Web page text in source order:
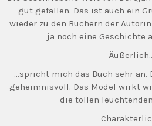
gut gefallen. Das ist auch ein
wieder zu den Büchern der
ja noch eine Geschichte
…spricht mich das Buch sehr an.
geheimnisvoll. Das Model wirkt
die tollen